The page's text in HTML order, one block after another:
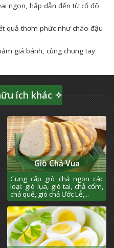
ngon, hấp dẫn đến từ cố đô
quả thơm phức như cháo đậu
giá bánh, cùng chung tay
ích khác ✧
Giò Chả Vua
Cung cấp giò chả ngon các
loại: giò lụa, giò tai, chả cốm,
chả quế, giò chả Ước Lễ,...